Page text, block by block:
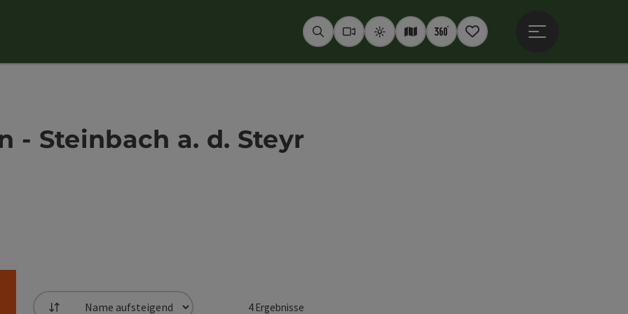
SuchenWebcams
WetterInteraktive Karte
360° Panoramen
Merkzettel
- Steinbach a. d. Steyr
4Ergebnisse